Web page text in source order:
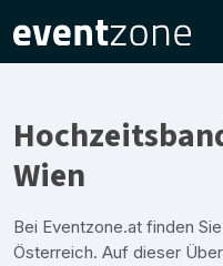
Wien
Bei Eventzone.at finden
Österreich. Auf dieser